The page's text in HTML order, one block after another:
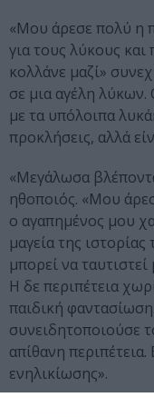
«Μου άρεσε πολύ η
για τους λύκους και
κολλάνε μαζί»
σε μια αγέλη λύκων.
με τα υπόλοιπα
προκλήσεις, αλλά
«Μεγάλωσα
ηθοποιός. «Μου
ο αγαπημένος μου
μαγεία της
μπορεί να
Η δε περιπέτεια
παιδική
συνειδητοποιούσε
απίθανη περιπέτεια.
ενηλικίωσης».